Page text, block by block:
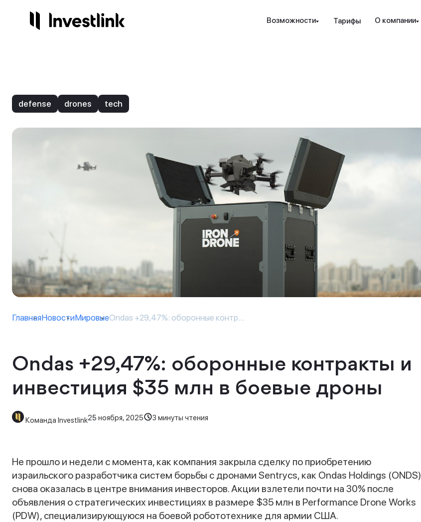
Возможности
Опционы
Торговые идеи Аналитика PRO
Тарифы О компании
Контакты
Страхование счетов
defense drones tech
ГлавнаяНовостиМировыеOndas +29,47%: оборонные контр...
Ondas +29,47%: оборонные контракты и
инвестиция $35 млн в боевые дроны
Команда Investlink25 ноября, 2025 3 минуты чтения
Не прошло и недели с момента, как компания закрыла сделку по приобретению
израильского разработчика систем борьбы с дронами Sentrycs, как Ondas Holdings (ONDS)
снова оказалась в центре внимания инвесторов. Акции взлетели почти на 30% после
объявления о стратегических инвестициях в размере $35 млн в Performance Drone Works
(PDW), специализирующуюся на боевой робототехнике для армии США.
Наведите камеру телефона на QR-код,
чтобы скачать мобильное приложение.